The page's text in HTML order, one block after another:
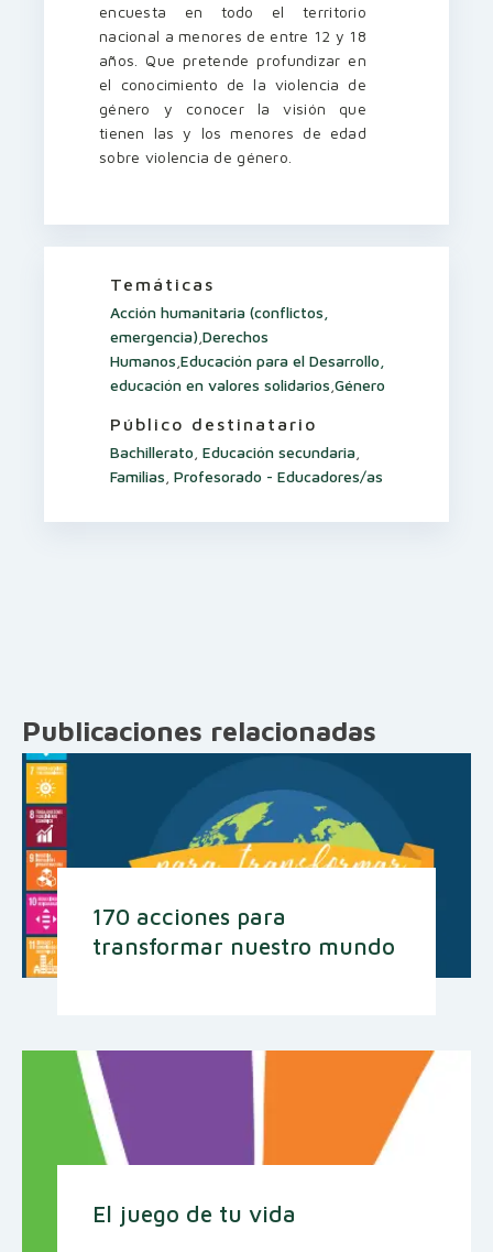
encuesta en todo el territorio
nacional a menores de entre 12 y 18
años. Que pretende profundizar en
el conocimiento de la violencia de
género y conocer la visión que
tienen las y los menores de edad
sobre violencia de género.
Temáticas
Acción humanitaria (conflictos,
emergencia) Derechos
Humanos Educación para el Desarrollo,
educación en valores solidarios Género
Público destinatario
Bachillerato Educación secundaria
Familias Profesorado - Educadores/as
Publicaciones relacionadas
170 acciones para
transformar nuestro mundo
El juego de tu vida